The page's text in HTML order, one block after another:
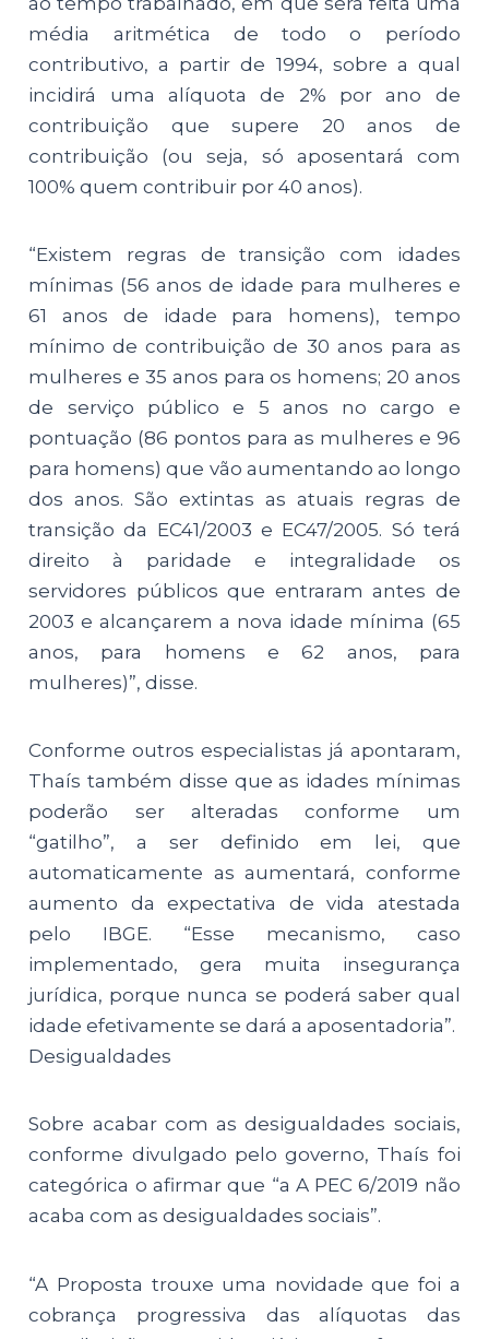
média aritmética de todo o período
contributivo, a partir de 1994, sobre a qual
incidirá uma alíquota de 2% por ano de
contribuição que supere 20 anos de
contribuição (ou seja, só aposentará com
100% quem contribuir por 40 anos).
“Existem regras de transição com idades
mínimas (56 anos de idade para mulheres e
61 anos de idade para homens), tempo
mínimo de contribuição de 30 anos para as
mulheres e 35 anos para os homens; 20 anos
de serviço público e 5 anos no cargo e
pontuação (86 pontos para as mulheres e 96
para homens) que vão aumentando ao longo
dos anos. São extintas as atuais regras de
transição da EC41/2003 e EC47/2005. Só terá
direito à paridade e integralidade os
servidores públicos que entraram antes de
2003 e alcançarem a nova idade mínima (65
anos, para homens e 62 anos, para
mulheres)”, disse.
Conforme outros especialistas já apontaram,
Thaís também disse que as idades mínimas
poderão ser alteradas conforme um
“gatilho”, a ser definido em lei, que
automaticamente as aumentará, conforme
aumento da expectativa de vida atestada
pelo IBGE. “Esse mecanismo, caso
implementado, gera muita insegurança
jurídica, porque nunca se poderá saber qual
idade efetivamente se dará a aposentadoria”.
Desigualdades
Sobre acabar com as desigualdades sociais,
conforme divulgado pelo governo, Thaís foi
categórica o afirmar que “a A PEC 6/2019 não
acaba com as desigualdades sociais”.
“A Proposta trouxe uma novidade que foi a
cobrança progressiva das alíquotas das